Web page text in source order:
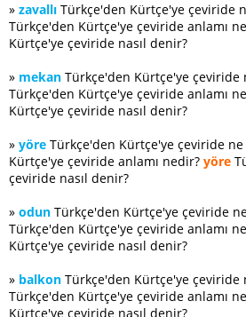
» zavallı Türkçe'den Kürtçe'ye çeviride
Türkçe'den Kürtçe'ye çeviride anlamı
Kürtçe'ye çeviride nasıl denir?
» mekan Türkçe'den Kürtçe'ye çeviride
Türkçe'den Kürtçe'ye çeviride anlamı
Kürtçe'ye çeviride nasıl denir?
» yöre Türkçe'den Kürtçe'ye çeviride
Kürtçe'ye çeviride anlamı nedir? yöre
çeviride nasıl denir?
» odun Türkçe'den Kürtçe'ye çeviride
Türkçe'den Kürtçe'ye çeviride anlamı
Kürtçe'ye çeviride nasıl denir?
» balkon Türkçe'den Kürtçe'ye çeviride
Türkçe'den Kürtçe'ye çeviride anlamı
Kürtçe'ye çeviride nasıl denir?